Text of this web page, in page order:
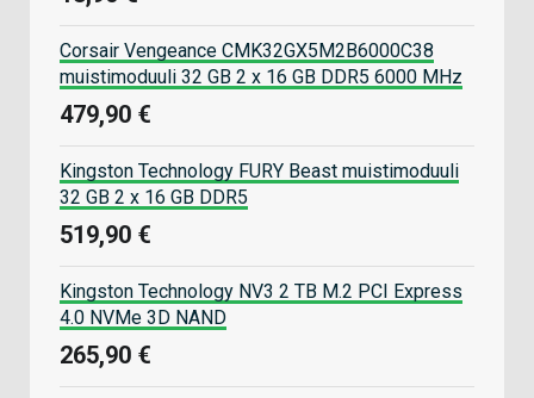
Corsair Vengeance CMK32GX5M2B6000C38
muistimoduuli 32 GB 2 x 16 GB DDR5 6000 MHz
479,90 €
Kingston Technology FURY Beast muistimoduuli
32 GB 2 x 16 GB DDR5
519,90 €
Kingston Technology NV3 2 TB M.2 PCI Express
4.0 NVMe 3D NAND
265,90 €